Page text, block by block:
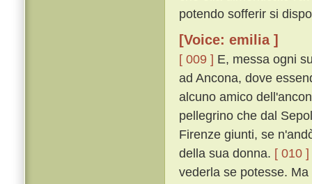
potendo sofferir si
[Voice: emilia ]
[ 009 ] E, messa ogni
ad Ancona, dove
alcuno amico
pellegrino che dal
Firenze giunti, se
della sua donna. [ 010 ]
vederla se potesse.